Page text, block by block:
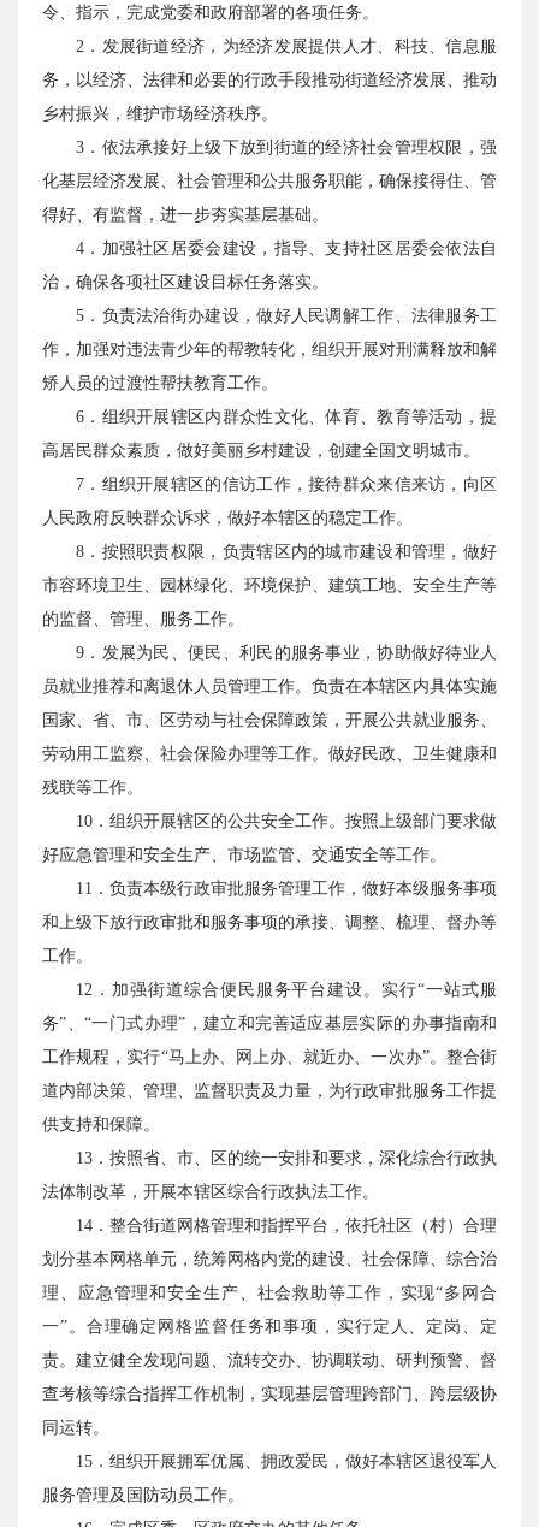
令、指示，完成党委和政府部署的各项任务。
2．发展街道经济，为经济发展提供人才、科技、信息服
务，以经济、法律和必要的行政手段推动街道经济发展、推动
乡村振兴，维护市场经济秩序。
3．依法承接好上级下放到街道的经济社会管理权限，强
化基层经济发展、社会管理和公共服务职能，确保接得住、管
得好、有监督，进一步夯实基层基础。
4．加强社区居委会建设，指导、支持社区居委会依法自
治，确保各项社区建设目标任务落实。
5．负责法治街办建设，做好人民调解工作、法律服务工
作，加强对违法青少年的帮教转化，组织开展对刑满释放和解
矫人员的过渡性帮扶教育工作。
6．组织开展辖区内群众性文化、体育、教育等活动，提
高居民群众素质，做好美丽乡村建设，创建全国文明城市。
7．组织开展辖区的信访工作，接待群众来信来访，向区
人民政府反映群众诉求，做好本辖区的稳定工作。
8．按照职责权限，负责辖区内的城市建设和管理，做好
市容环境卫生、园林绿化、环境保护、建筑工地、安全生产等
的监督、管理、服务工作。
9．发展为民、便民、利民的服务事业，协助做好待业人
员就业推荐和离退休人员管理工作。负责在本辖区内具体实施
国家、省、市、区劳动与社会保障政策，开展公共就业服务、
劳动用工监察、社会保险办理等工作。做好民政、卫生健康和
残联等工作。
10．组织开展辖区的公共安全工作。按照上级部门要求做
好应急管理和安全生产、市场监管、交通安全等工作。
11．负责本级行政审批服务管理工作，做好本级服务事项
和上级下放行政审批和服务事项的承接、调整、梳理、督办等
工作。
12．加强街道综合便民服务平台建设。实行“一站式服
务”、“一门式办理”，建立和完善适应基层实际的办事指南和
工作规程，实行“马上办、网上办、就近办、一次办”。整合街
道内部决策、管理、监督职责及力量，为行政审批服务工作提
供支持和保障。
13．按照省、市、区的统一安排和要求，深化综合行政执
法体制改革，开展本辖区综合行政执法工作。
14．整合街道网格管理和指挥平台，依托社区（村）合理
划分基本网格单元，统筹网格内党的建设、社会保障、综合治
理、应急管理和安全生产、社会救助等工作，实现“多网合
一”。合理确定网格监督任务和事项，实行定人、定岗、定
责。建立健全发现问题、流转交办、协调联动、研判预警、督
查考核等综合指挥工作机制，实现基层管理跨部门、跨层级协
同运转。
15．组织开展拥军优属、拥政爱民，做好本辖区退役军人
服务管理及国防动员工作。